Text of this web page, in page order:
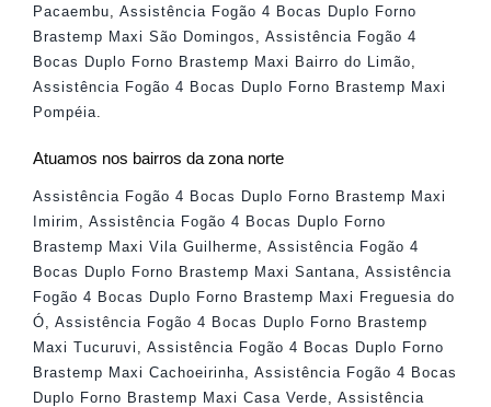
Pacaembu, Assistência Fogão 4 Bocas Duplo Forno
Brastemp Maxi São Domingos , Assistência Fogão 4
Bocas Duplo Forno Brastemp Maxi Bairro do Limão,
Assistência Fogão 4 Bocas Duplo Forno Brastemp Maxi
Pompéia.
Atuamos nos bairros da zona norte
Assistência Fogão 4 Bocas Duplo Forno Brastemp Maxi
Imirim
Assistência Fogão 4 Bocas Duplo Forno
Brastemp Maxi Vila Guilherme
Assistência Fogão 4
Bocas Duplo Forno Brastemp Maxi Santana
Assistência
Fogão 4 Bocas Duplo Forno Brastemp Maxi Freguesia do
Ó
Assistência Fogão 4 Bocas Duplo Forno Brastemp
Maxi Tucuruvi
Assistência Fogão 4 Bocas Duplo Forno
Brastemp Maxi Cachoeirinha
Assistência Fogão 4 Bocas
Duplo Forno Brastemp Maxi Casa Verde
Assistência